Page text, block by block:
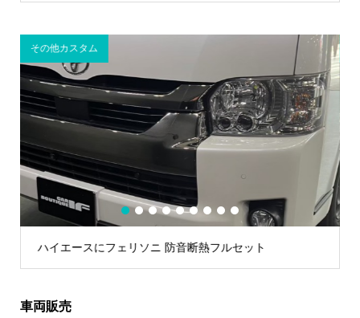
ハイエースにフェリソニ 防音断熱フルセット
その他カスタム
1 2 3 4 5 6 7 8 9
車両販売